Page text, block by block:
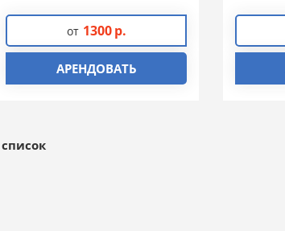
от 1300 р.
АРЕНДОВАТЬ